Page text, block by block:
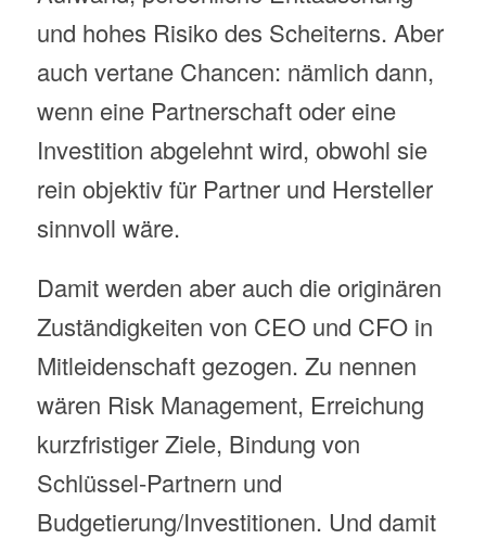
und hohes Risiko des Scheiterns. Aber
auch vertane Chancen: nämlich dann,
wenn eine Partnerschaft oder eine
Investition abgelehnt wird, obwohl sie
rein objektiv für Partner und Hersteller
sinnvoll wäre.
Damit werden aber auch die originären
Zuständigkeiten von CEO und CFO in
Mitleidenschaft gezogen. Zu nennen
wären Risk Management, Erreichung
kurzfristiger Ziele, Bindung von
Schlüssel-Partnern und
Budgetierung/Investitionen. Und damit